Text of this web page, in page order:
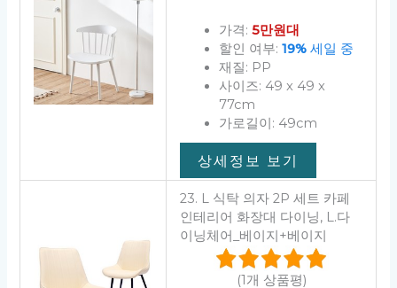
가격: 5만원대
할인 여부: 19%세일 중
재질: PP
사이즈: 49 x 49 x
77cm
가로길이: 49cm
상세정보 보기
23. L 식탁 의자 2P 세트 카페
인테리어 화장대 다이닝, L.다
이닝체어_베이지+베이지
(1개 상품평)